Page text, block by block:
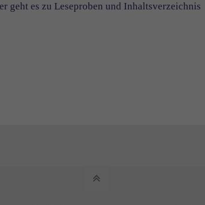
geht es zu Leseproben und Inhaltsverzeichnis